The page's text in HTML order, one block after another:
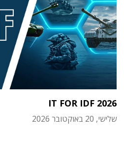
IT FOR IDF 2026
שלישי, 20 באוקטובר 2026